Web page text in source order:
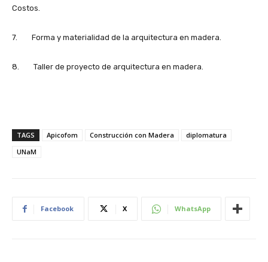
Costos.
7. Forma y materialidad de la arquitectura en madera.
8. Taller de proyecto de arquitectura en madera.
TAGS Apicofom Construcción con Madera
diplomatura
UNaM
Facebook X WhatsApp